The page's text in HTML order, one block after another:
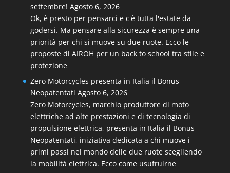
settembre! Agosto 6, 2026
Ok, è presto per pensarci e c'è tutta l'estate da
godersi. Ma pensare alla sicurezza è sempre una
priorità per chi si muove su due ruote. Ecco le
proposte di AIROH per un back to school tra stile e
protezione
Zero Motorcycles presenta in Italia il Bonus
Neopatentati Agosto 6, 2026
Zero Motorcycles, marchio produttore di moto
elettriche ad alte prestazioni e di tecnologia di
propulsione elettrica, presenta in Italia il Bonus
Neopatentati, iniziativa dedicata a chi muove i
primi passi nel mondo delle due ruote scegliendo
la mobilità elettrica. Ecco come usufruirne